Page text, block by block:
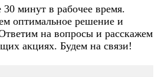
минут в рабочее время.
оптимальное решение и
на вопросы и расскажем
акциях. Будем на связи!